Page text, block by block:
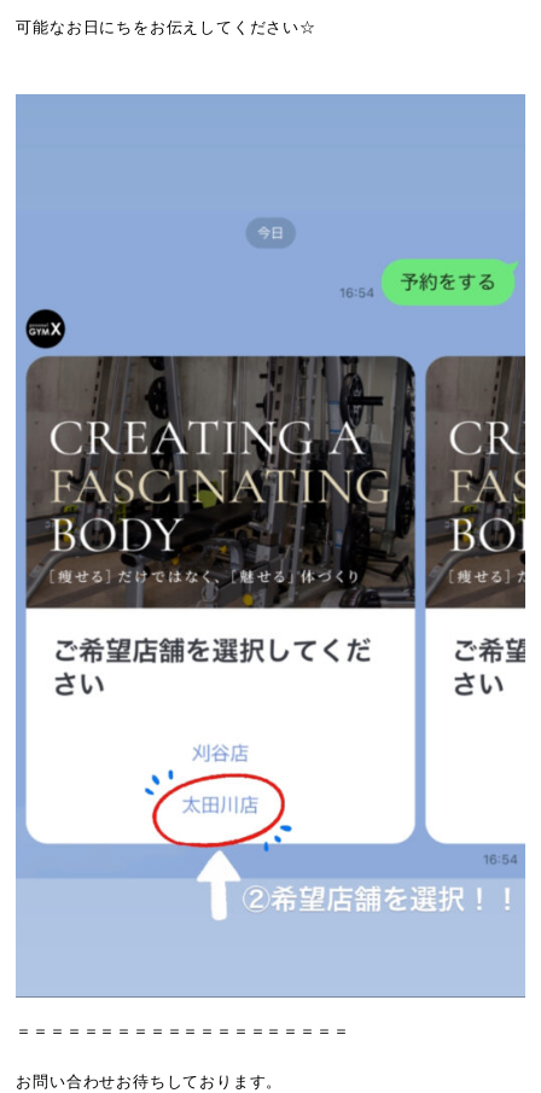
可能なお日にちをお伝えしてください☆
＝＝＝＝＝＝＝＝＝＝＝＝＝＝＝＝＝＝＝＝
お問い合わせお待ちしております。